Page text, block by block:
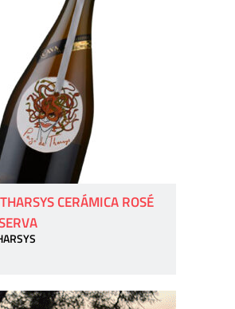
CERÁMICA ROSÉ